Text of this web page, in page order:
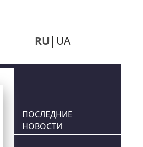
RU UA
ПОСЛЕДНИЕ
НОВОСТИ